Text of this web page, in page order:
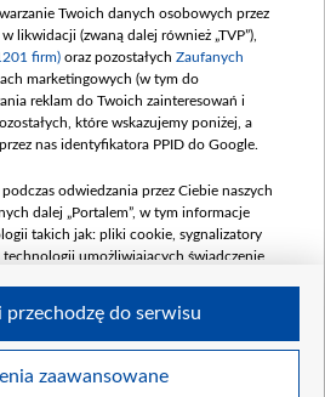
48 862 000,00 PLN
umowy: GRUDZIEŃ 2025
60,548 mln)
900 000 000,00 PLN
umowy: LUTY 2026 (wpłata
7 maja 180 mln, 8
250 000 000,00 PLN
Twoich danych osobowych przez
likwidacji (zwaną dalej również „TVP”),
firm) oraz pozostałych Zaufanych
marketingowych (w tym do
reklam do Twoich zainteresowań i
które wskazujemy poniżej, a
nas identyfikatora PPID do Google.
odwiedzania przez Ciebie naszych
dalej „Portalem”, w tym informacje
takich jak: pliki cookie, sygnalizatory
umożliwiających świadczenie
odwiedzania przez Ciebie
zaawansowane
przechodzę do serwisu